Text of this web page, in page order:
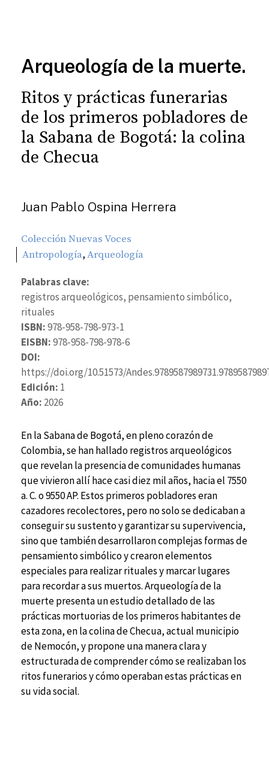
Arqueología de la muerte.
Ritos y prácticas funerarias
de los primeros pobladores de
la Sabana de Bogotá: la colina
de Checua
Juan Pablo Ospina Herrera
Colección Nuevas Voces
Antropología,Arqueología
Palabras clave:
registros arqueológicos, pensamiento simbólico,
rituales
ISBN:978-958-798-973-1
EISBN:978-958-798-978-6
DOI:
https://doi.org/10.51573/
Edición: 1
Año: 2026
En la Sabana de Bogotá, en pleno corazón de
Colombia, se han hallado registros arqueológicos
que revelan la presencia de comunidades humanas
que vivieron allí hace casi diez mil años, hacia el 7550
a. C. o 9550 AP. Estos primeros pobladores eran
cazadores recolectores, pero no solo se dedicaban a
conseguir su sustento y garantizar su supervivencia,
sino que también desarrollaron complejas formas de
pensamiento simbólico y crearon elementos
especiales para realizar rituales y marcar lugares
para recordar a sus muertos. Arqueología de la
muerte presenta un estudio detallado de las
prácticas mortuorias de los primeros habitantes de
esta zona, en la colina de Checua, actual municipio
de Nemocón, y propone una manera clara y
estructurada de comprender cómo se realizaban los
ritos funerarios y cómo operaban estas prácticas en
su vida social.